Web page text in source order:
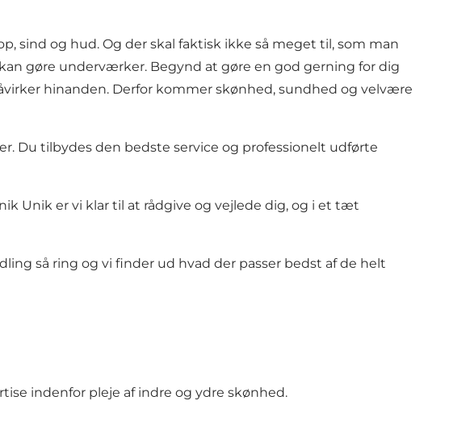
sind og hud. Og der skal faktisk ikke så meget til, som man
gøre underværker. Begynd at gøre en god gerning for dig
hinanden. Derfor kommer skønhed, sundhed og velvære
Du tilbydes den bedste service og professionelt udførte
Unik er vi klar til at rådgive og vejlede dig, og i et tæt
så ring og vi finder ud hvad der passer bedst af de helt
indenfor pleje af indre og ydre skønhed.